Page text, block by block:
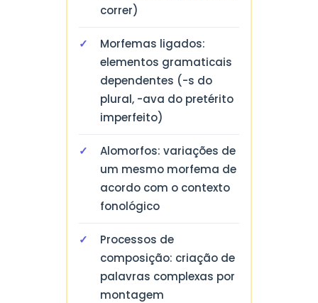
correr)
Morfemas ligados:
elementos gramaticais
dependentes (-s do
plural, -ava do pretérito
imperfeito)
Alomorfos: variações de
um mesmo morfema de
acordo com o contexto
fonológico
Processos de
composição: criação de
palavras complexas por
montagem